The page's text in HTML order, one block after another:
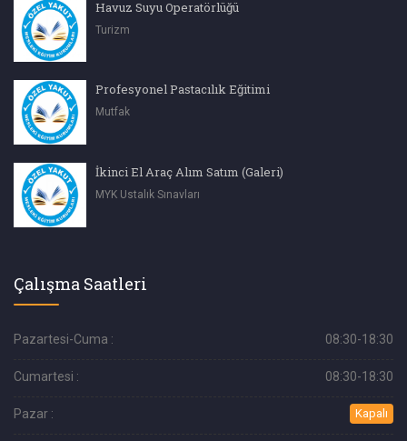
Havuz Suyu Operatörlüğü
Turizm
Profesyonel Pastacılık Eğitimi
Mutfak
İkinci El Araç Alım Satım (Galeri)
MYK Ustalık Sınavları
Çalışma Saatleri
Pazartesi-Cuma : 08:30-18:30
Cumartesi : 08:30-18:30
Pazar : Kapalı